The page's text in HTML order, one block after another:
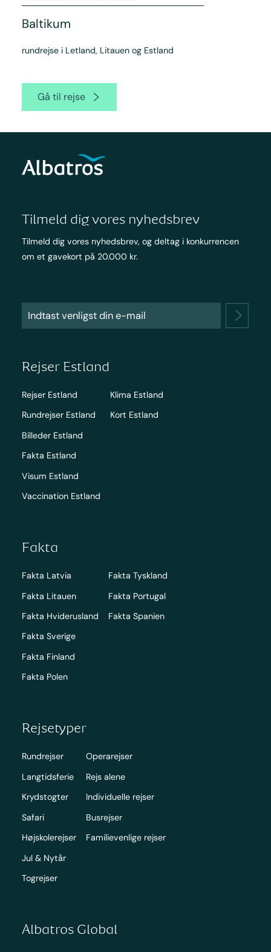
Baltikum
rundrejse i Letland, Litauen og Estland
Gå til rejse
Tilmeld dig vores nyhedsbrev
Tilmeld dig vores nyhedsbrev, og deltag i konkurrencen
om et gavekort på 20.000 kr.
Rejser Estland
Rejser Estland
Rundrejser Estland
Billeder Estland
Fakta Estland
Visum Estland
Vaccination Estland
Klima Estland
Kort Estland
Fakta
Fakta Latvia
Fakta Litauen
Fakta Hviderusland
Fakta Sverige
Fakta Finland
Fakta Polen
Fakta Tyskland
Fakta Portugal
Fakta Spanien
Rejsetyper
Rundrejser
Langtidsferie
Krydstogter
Safari
Højskolerejser
Jul & Nytår
Togrejser
Operarejser
Rejs alene
Individuelle rejser
Busrejser
Familievenlige rejser
Albatros Global